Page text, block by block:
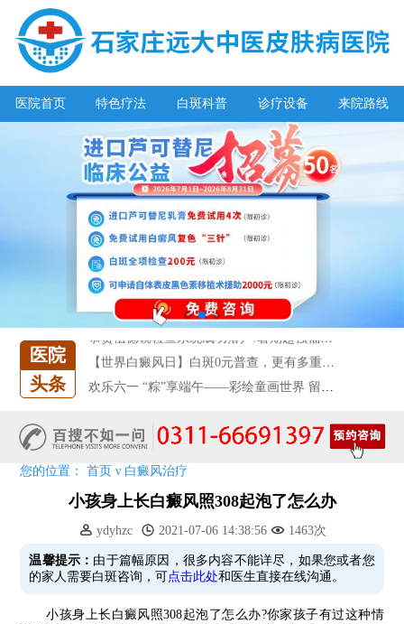
医院首页 特色疗法 白斑科普 诊疗设备 来院路线
医院
头条
7天唤醒黑色素，寒假不留白 体面迎新年!
恭贺伍德镜检查系统成功落户!暑期超强福利点击领取!
【世界白癜风日】白斑0元普查，更有多重福利千万别错过!
欢乐六一 “粽”享端午——彩绘童画世界 留住美丽瞬间
清明小长假，2022春季白斑抗复发诊疗援助活动开启!
7天唤醒黑色素，寒假不留白 体面迎新年!
预约从速!远大白转黑分享活动即将开幕!特邀北京专家来院坐诊!
恭贺伍德镜检查系统成功落户!暑期超强福利点击领取!
您的位置：首页 ν 白癜风治疗
小孩身上长白癜风照308起泡了怎么办
ydyhzc 2021-07-06 14:38:56 1463次
温馨提示： 由于篇幅原因，很多内容不能详尽，如果您或者您
的家人需要白斑咨询，可点击此处和医生直接在线沟通。
小孩身上长白癜风照308起泡了怎么办?你家孩子有过这种情